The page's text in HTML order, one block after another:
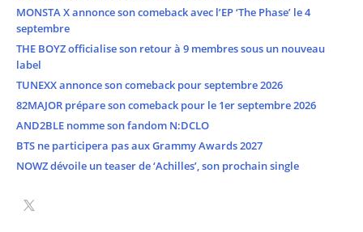
MONSTA X annonce son comeback avec l’EP ‘The Phase’ le 4
septembre
THE BOYZ officialise son retour à 9 membres sous un nouveau
label
TUNEXX annonce son comeback pour septembre 2026
82MAJOR prépare son comeback pour le 1er septembre 2026
AND2BLE nomme son fandom N:DCLO
BTS ne participera pas aux Grammy Awards 2027
NOWZ dévoile un teaser de ‘Achilles’, son prochain single